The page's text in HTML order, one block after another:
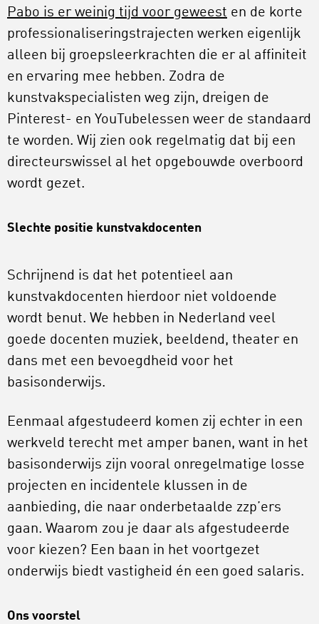
Pabo is er weinig tijd voor geweest en de korte
professionaliseringstrajecten werken eigenlijk
alleen bij groepsleerkrachten die er al affiniteit
en ervaring mee hebben. Zodra de
kunstvakspecialisten weg zijn, dreigen de
Pinterest- en YouTubelessen weer de standaard
te worden. Wij zien ook regelmatig dat bij een
directeurswissel al het opgebouwde overboord
wordt gezet.
Slechte positie kunstvakdocenten
Schrijnend is dat het potentieel aan
kunstvakdocenten hierdoor niet voldoende
wordt benut. We hebben in Nederland veel
goede docenten muziek, beeldend, theater en
dans met een bevoegdheid voor het
basisonderwijs.
Eenmaal afgestudeerd komen zij echter in een
werkveld terecht met amper banen, want in het
basisonderwijs zijn vooral onregelmatige losse
projecten en incidentele klussen in de
aanbieding, die naar onderbetaalde zzp’ers
gaan. Waarom zou je daar als afgestudeerde
voor kiezen? Een baan in het voortgezet
onderwijs biedt vastigheid én een goed salaris.
Ons voorstel